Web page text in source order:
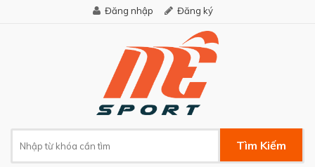
Đăng nhập Đăng ký
Tìm Kiếm